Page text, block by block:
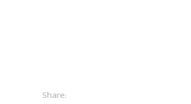
Share: